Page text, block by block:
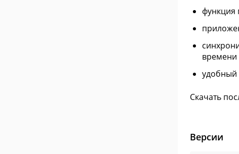
функция
времени
удобный
Скачать
Версии